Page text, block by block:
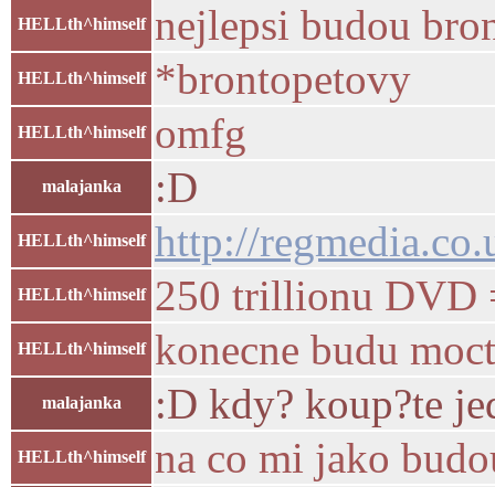
HELLth^himself nejlepsi budou
HELLth^himself *brontopetovy
HELLth^himself omfg
malajanka :D
HELLth^himself http://
HELLth^himself 250 trillionu DVD
HELLth^himself konecne budu
malajanka :D kdy? koup?te
HELLth^himself na co mi jako